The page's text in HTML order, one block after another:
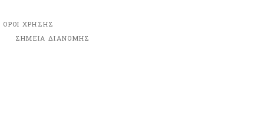
ΟΡΟΙ ΧΡΗΣΗΣ
ΣΗΜΕΙΑ ΔΙΑΝΟΜΗΣ